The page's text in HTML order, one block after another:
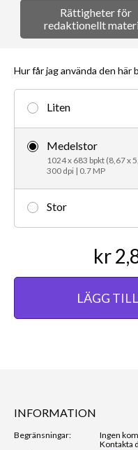
Rättigheter för
redaktionellt
Hur får jag använda den här
Liten
Medelstor
1024 x 683 bpkt (8,67 x
300 dpi | 0.7 MP
Stor
kr
LÄGG
INFORMATION
Begränsningar:
Ingen
Kontakta